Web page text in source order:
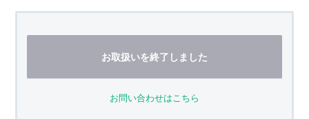
お取扱いを終了しました
お問い合わせはこちら